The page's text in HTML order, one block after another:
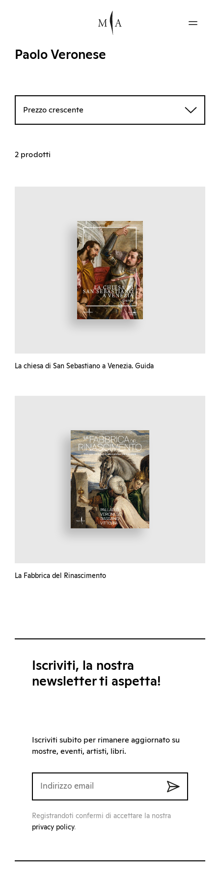
Paolo Veronese
Prezzo crescente
2 prodotti
La chiesa di San Sebastiano a Venezia. Guida
La Fabbrica del Rinascimento
Iscriviti, la nostra
newsletter ti aspetta!
Iscriviti subito per rimanere aggiornato su
mostre, eventi, artisti, libri.
Registrandoti confermi di accettare la nostra
privacy policy.